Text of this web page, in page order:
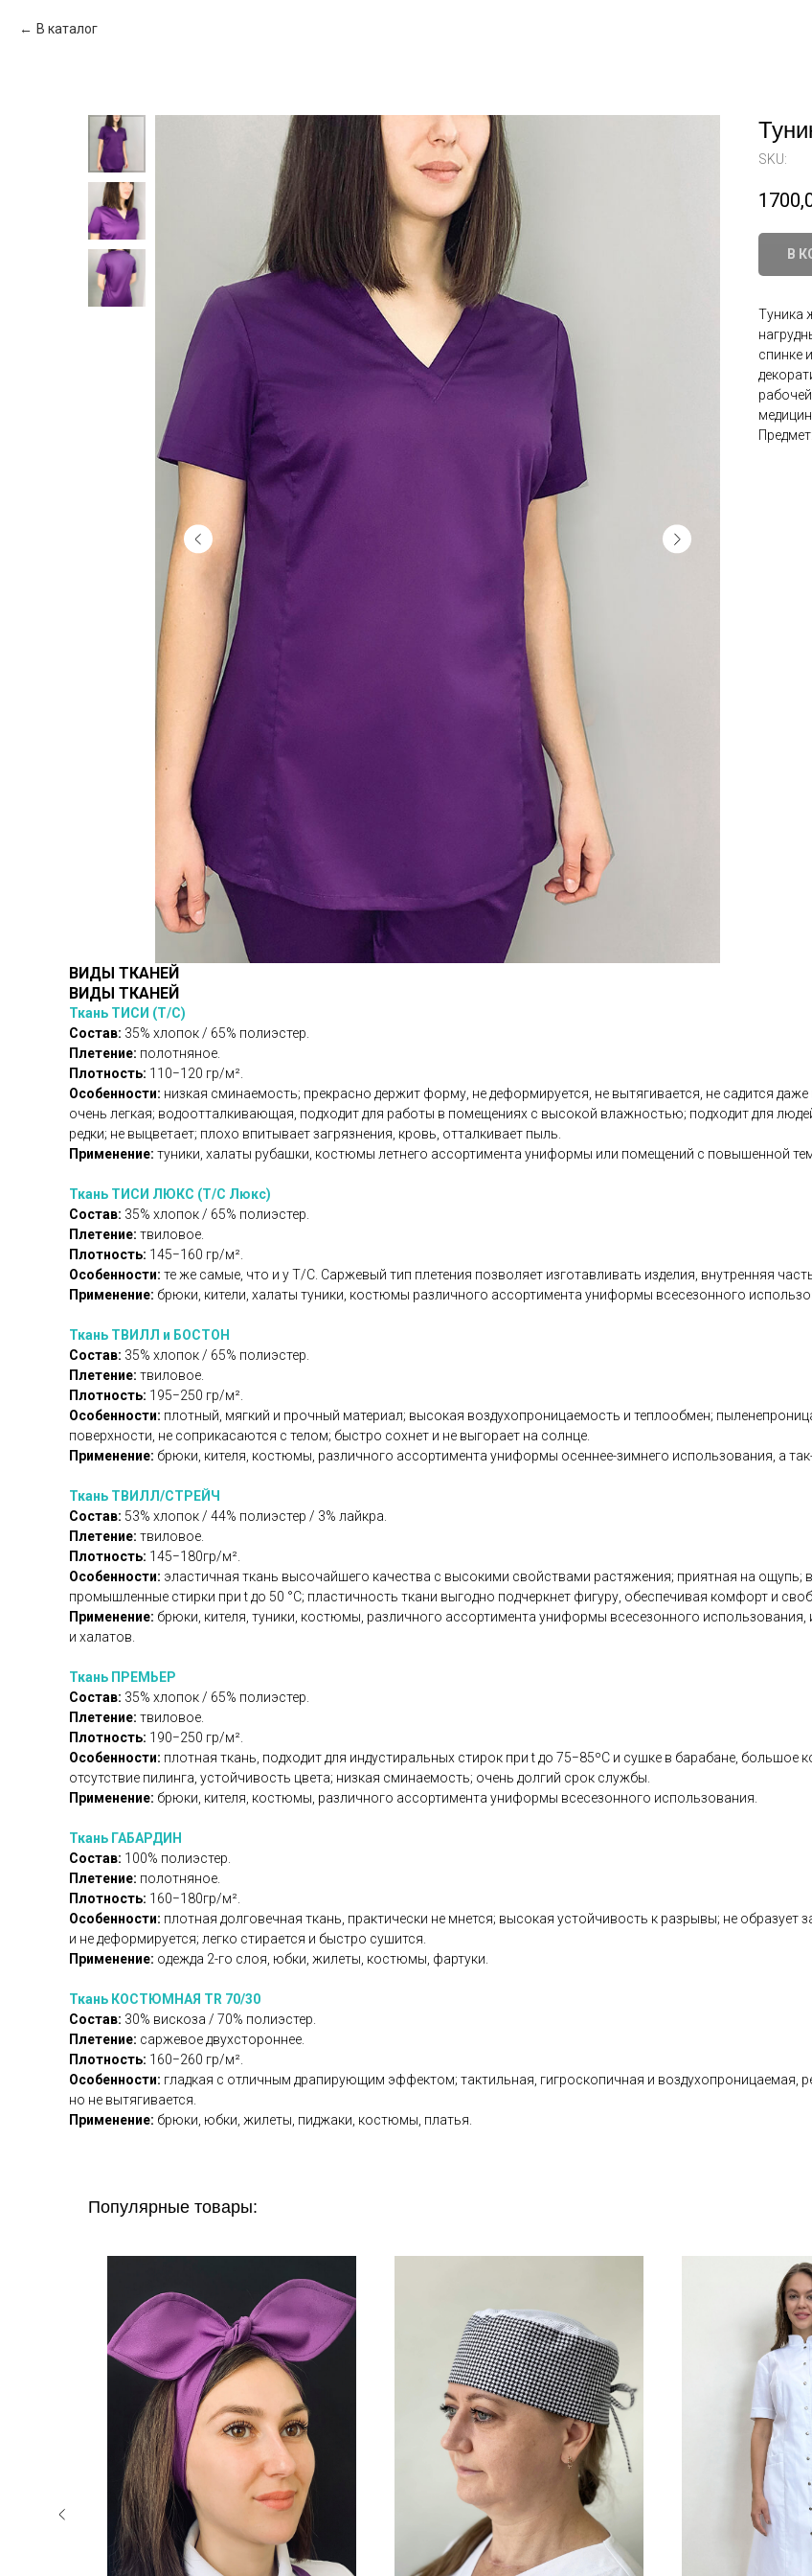
В каталог
SKU:
В
Туника
спинке
ВИДЫ ТКАНЕЙ
ВИДЫ ТКАНЕЙ
Ткань ТИСИ (Т/С)
Состав: 35% хлопок / 65% полиэстер.
Плетение: полотняное.
Плотность: 110−120 гр/м².
Особенности: низкая сминаемость; прекрасно держит форму, не деформируется, не вытягивается, не садится
очень легкая; водоотталкивающая, подходит для работы в помещениях с высокой влажностью; подходит для
редки; не выцветает; плохо впитывает загрязнения, кровь, отталкивает пыль.
Применение: туники, халаты рубашки, костюмы летнего ассортимента униформы или помещений с повышенной
Ткань ТИСИ ЛЮКС (Т/С Люкс)
Состав: 35% хлопок / 65% полиэстер.
Плетение: твиловое.
Плотность: 145−160 гр/м².
Особенности: те же самые, что и у Т/С. Саржевый тип плетения позволяет изготавливать изделия, внутренняя
Применение: брюки, кители, халаты туники, костюмы различного ассортимента униформы всесезонного
Ткань ТВИЛЛ и БОСТОН
Состав: 35% хлопок / 65% полиэстер.
Плетение: твиловое.
Плотность: 195−250 гр/м².
Особенности: плотный, мягкий и прочный материал; высокая воздухопроницаемость и теплообмен;
поверхности, не соприкасаются с телом; быстро сохнет и не выгорает на солнце.
Применение: брюки, кителя, костюмы, различного ассортимента униформы осеннее-зимнего использования, а
Ткань ТВИЛЛ/СТРЕЙЧ
Состав: 53% хлопок / 44% полиэстер / 3% лайкра.
Плетение: твиловое.
Плотность: 145−180гр/м².
Особенности: эластичная ткань высочайшего качества с высокими свойствами растяжения; приятная на ощупь;
промышленные стирки при t до 50 °C; пластичность ткани выгодно подчеркнет фигуру, обеспечивая комфорт и
Применение: брюки, кителя, туники, костюмы, различного ассортимента униформы всесезонного
и халатов.
Ткань ПРЕМЬЕР
Состав: 35% хлопок / 65% полиэстер.
Плетение: твиловое.
Плотность: 190−250 гр/м².
Особенности: плотная ткань, подходит для индустиральных стирок при t до 75−85ºС и сушке в барабане, большое
отсутствие пилинга, устойчивость цвета; низкая сминаемость; очень долгий срок службы.
Применение: брюки, кителя, костюмы, различного ассортимента униформы всесезонного использования.
Ткань ГАБАРДИН
Состав: 100% полиэстер.
Плетение: полотняное.
Плотность: 160−180гр/м².
Особенности: плотная долговечная ткань, практически не мнется; высокая устойчивость к разрывы; не
и не деформируется; легко стирается и быстро сушится.
Применение: одежда 2-го слоя, юбки, жилеты, костюмы, фартуки.
Ткань КОСТЮМНАЯ TR 70/30
Состав: 30% вискоза / 70% полиэстер.
Плетение: саржевое двухстороннее.
Плотность: 160−260 гр/м².
Особенности: гладкая с отличным драпирующим эффектом; тактильная, гигроскопичная и воздухопроницаемая,
но не вытягивается.
Применение: брюки, юбки, жилеты, пиджаки, костюмы, платья.
Популярные товары: